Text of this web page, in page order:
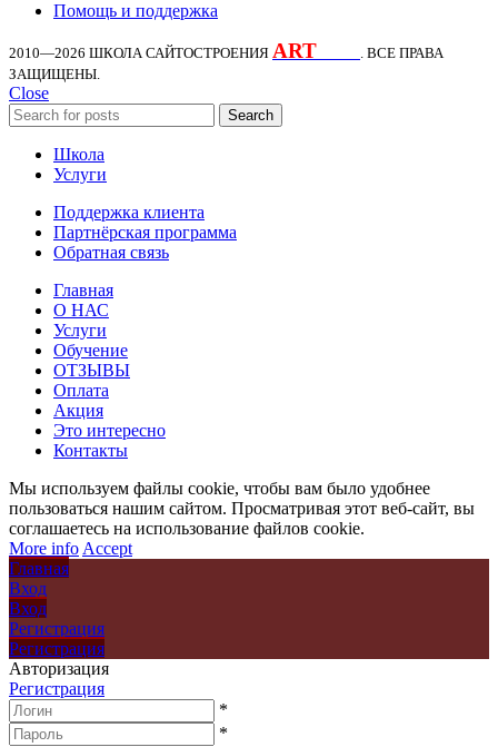
Помощь и поддержка
2010—2026 ШКОЛА САЙТОСТРОЕНИЯ ART
. ВСЕ ПРАВА
ЗАЩИЩЕНЫ.
Close
Search
Школа
Услуги
Поддержка клиента
Партнёрская программа
Обратная связь
Главная
О НАС
Услуги
Обучение
ОТЗЫВЫ
Оплата
Акция
Это интересно
Контакты
Мы используем файлы cookie, чтобы вам было удобнее
пользоваться нашим сайтом. Просматривая этот веб-сайт, вы
соглашаетесь на использование файлов cookie.
More info Accept
Главная
Вход
Вход
Регистрация
Регистрация
Авторизация
Регистрация
*
*